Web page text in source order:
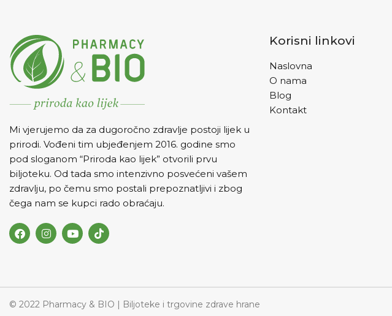
velikom čašom vode, poželjno
Mi vjerujemo da za dugoročno zdravlje postoji lijek u
prirodi. Vođeni tim ubjeđenjem 2016. godine smo
pod sloganom “Priroda kao lijek” otvorili prvu
biljoteku. Od tada smo intenzivno posvećeni vašem
zdravlju, po čemu smo postali prepoznatljivi i zbog
čega nam se kupci rado obraćaju.
Korisni linkovi
Naslovna
O nama
Blog
Kontakt
© 2022 Pharmacy & BIO | Biljoteke i trgovine zdrave hrane